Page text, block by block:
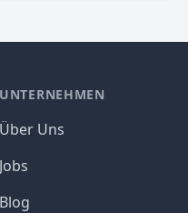
UNTERNEHMEN
Über Uns
Jobs
Blog